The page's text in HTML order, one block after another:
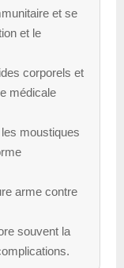
et se
et le
corporels et
médicale
moustiques
arme contre
souvent la